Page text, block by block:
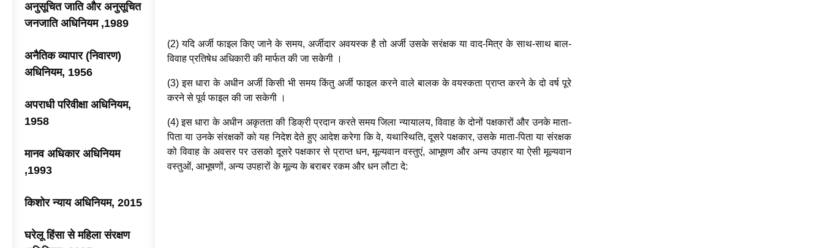
अनुसूचित जाति और अनुसूचित
जनजाति अधिनियम ,1989
अनैतिक व्यापार (निवारण)
अधिनियम, 1956
अपराधी परिवीक्षा अधिनियम,
1958
मानव अधिकार अधिनियम
,1993
किशोर न्याय अधिनियम, 2015
घरेलू हिंसा से महिला संरक्षण
(2) यदि अर्जी फाइल किए जाने के समय, अर्जीदार अवयस्क है तो अर्जी उसके सरंक्षक या वाद-मित्र के साथ-साथ बाल-
विवाह प्रतिषेध अधिकारी की मार्फत की जा सकेगी ।
(3) इस धारा के अधीन अर्जी किसी भी समय किंतु अर्जी फाइल करने वाले बालक के वयस्कता प्राप्त करने के दो वर्ष पूरे
करने से पूर्व फाइल की जा सकेगी ।
(4) इस धारा के अधीन अकृतता की डिक्री प्रदान करते समय जिला न्यायालय, विवाह के दोनों पक्षकारों और उनके माता-
पिता या उनके संरक्षकों को यह निदेश देते हुए आदेश करेगा कि वे, यथास्थिति, दूसरे पक्षकार, उसके माता-पिता या संरक्षक
को विवाह के अवसर पर उसको दूसरे पक्षकार से प्राप्त धन, मूल्यवान वस्तुएं, आभूषण और अन्य उपहार या ऐसी मूल्यवान
वस्तुओं, आभूषणों, अन्य उपहारों के मूल्य के बराबर रकम और धन लौटा दे: